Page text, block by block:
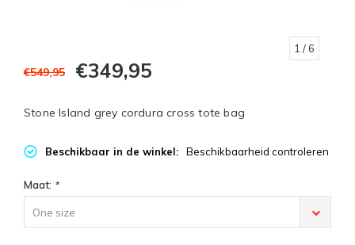
1 / 6
€549,95 €349,95
Stone Island grey cordura cross tote bag
Beschikbaar in de winkel: Beschikbaarheid controleren
Maat: *
One size